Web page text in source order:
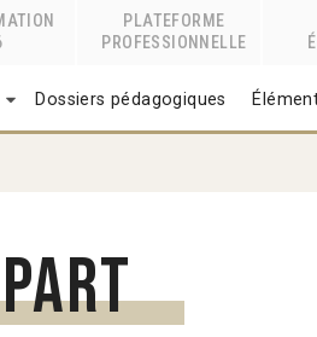
PLATEFORME
PROFESSIONNELLE
Dossiers pédagogiques